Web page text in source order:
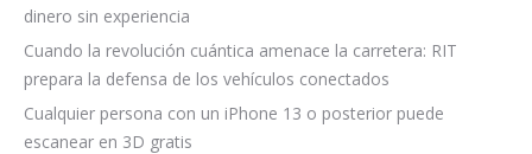
dinero sin experiencia
Cuando la revolución cuántica amenace la carretera: RIT
prepara la defensa de los vehículos conectados
Cualquier persona con un iPhone 13 o posterior puede
escanear en 3D gratis